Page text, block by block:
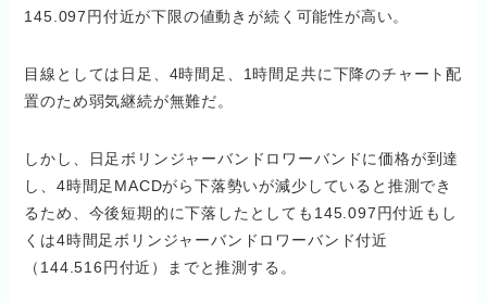
145.097円付近が下限の値動きが続く可能性が高い。
目線としては日足、4時間足、1時間足共に下降のチャート配
置のため弱気継続が無難だ。
しかし、日足ボリンジャーバンドロワーバンドに価格が到達
し、4時間足MACDがら下落勢いが減少していると推測でき
るため、今後短期的に下落したとしても145.097円付近もし
くは4時間足ボリンジャーバンドロワーバンド付近
（144.516円付近）までと推測する。